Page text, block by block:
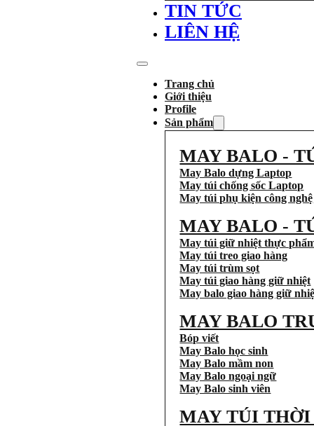
TIN TỨC
LIÊN HỆ
Trang chủ
Giới thiệu
Profile
Sản phẩm
MAY BALO -
May Balo dựng Laptop
May túi chống sốc Laptop
May túi phụ kiện công nghệ
MAY BALO -
May túi giữ nhiệt thực
May túi treo giao hàng
May túi trùm sọt
May túi giao hàng giữ nhiệt
May balo giao hàng giữ
MAY BALO
Bóp viết
May Balo học sinh
May Balo mầm non
May Balo ngoại ngữ
May Balo sinh viên
MAY TÚI